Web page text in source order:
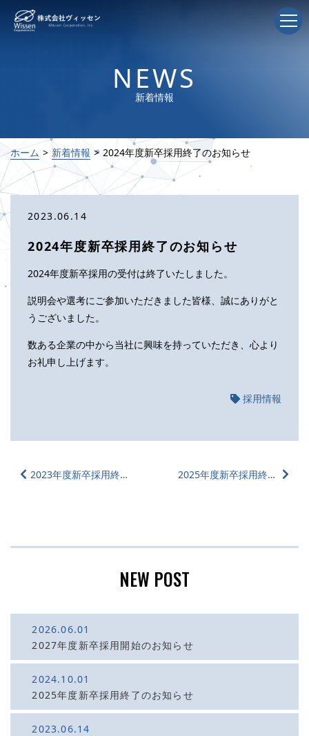
NEWS
新着情報
ホーム 新着情報 2024年度新卒採用終了のお知らせ
2023.06.14
2024年度新卒採用終了のお知らせ
2024年度新卒採用の受付は終了いたしました。
説明会や選考にご参加いただきました皆様、誠にありがと
うございました。
数ある企業の中から当社に興味を持っていただき、心より
お礼申し上げます。
採用情報
2023年度新卒採用終了のお知らせ 2025年度新卒採用終了のお知らせ
NEW POST
2026.06.01
2027年度新卒採用開始のお知らせ
2024.10.01
2025年度新卒採用終了のお知らせ
2023.06.14